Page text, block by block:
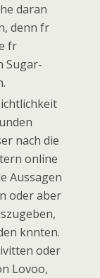
daran
denn fr
fr
Sugar-
nach die
online
Aussagen
oder aber
knnten.
oder
Lovoo,